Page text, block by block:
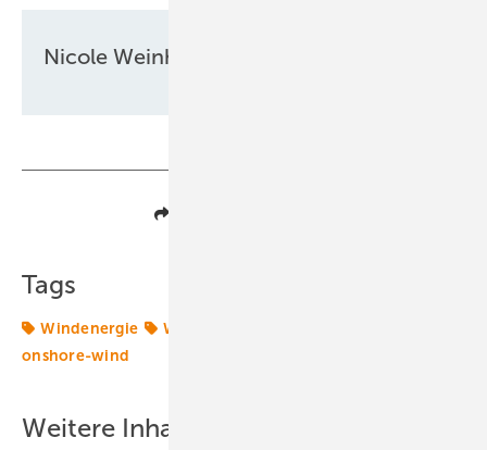
Nicole Weinhold
Tags
Windenergie Windkraftanlage
onshore-wind
Weitere Inhalte